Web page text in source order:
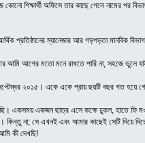
শিক্ষার্থী অফিসে তার কাছে গেলে নামের পর
আর্থিক প্রতিষ্ঠানের ম্যানেজার আর গড়পড়তা মানবিক
আমি আগের মতো মনে রাখতে পারি না, সহজে ভুলে
সেপ্টেম্বর ২০১৫। একে একে প্রায় ছয়টি বছর গত
একসময় একজন ছাত্র এসে কক্ষে ঢুকল, হাতে ফি
না; সে এখনই এবং আমার কাছেই সেটি দিয়ে
কী দেখছি!